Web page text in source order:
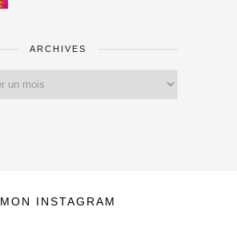
ARCHIVES
MON INSTAGRAM